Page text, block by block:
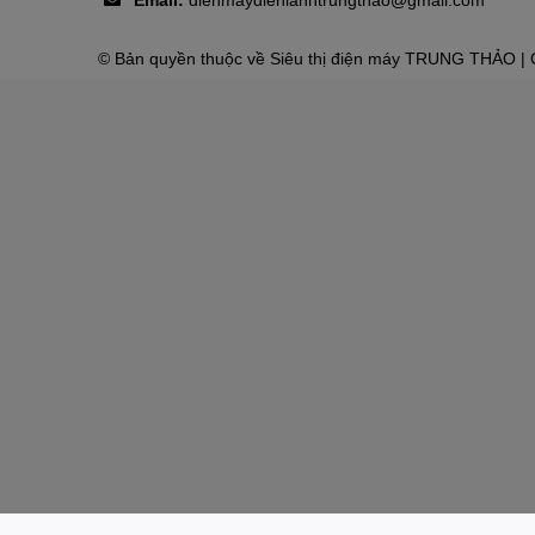
© Bản quyền thuộc về Siêu thị điện máy TRUNG THẢO |